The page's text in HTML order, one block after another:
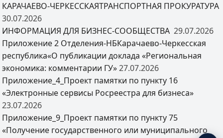
КАРАЧАЕВО-ЧЕРКЕССКАЯТРАНСПОРТНАЯ ПРОКУРАТУРА
30.07.2026
ИНФОРМАЦИЯ ДЛЯ БИЗНЕС-СООБЩЕСТВА 29.07.2026
Приложение 2 Отделения-НБКарачаево-Черкесская
республика«О публикации доклада «Региональная
экономика: комментарии ГУ» 27.07.2026
Приложение_4_Проект памятки по пункту 16
«Электронные сервисы Росреестра для бизнеса»
23.07.2026
Приложение_9_Проект памятки по пункту 75
«Получение государственного или муниципального